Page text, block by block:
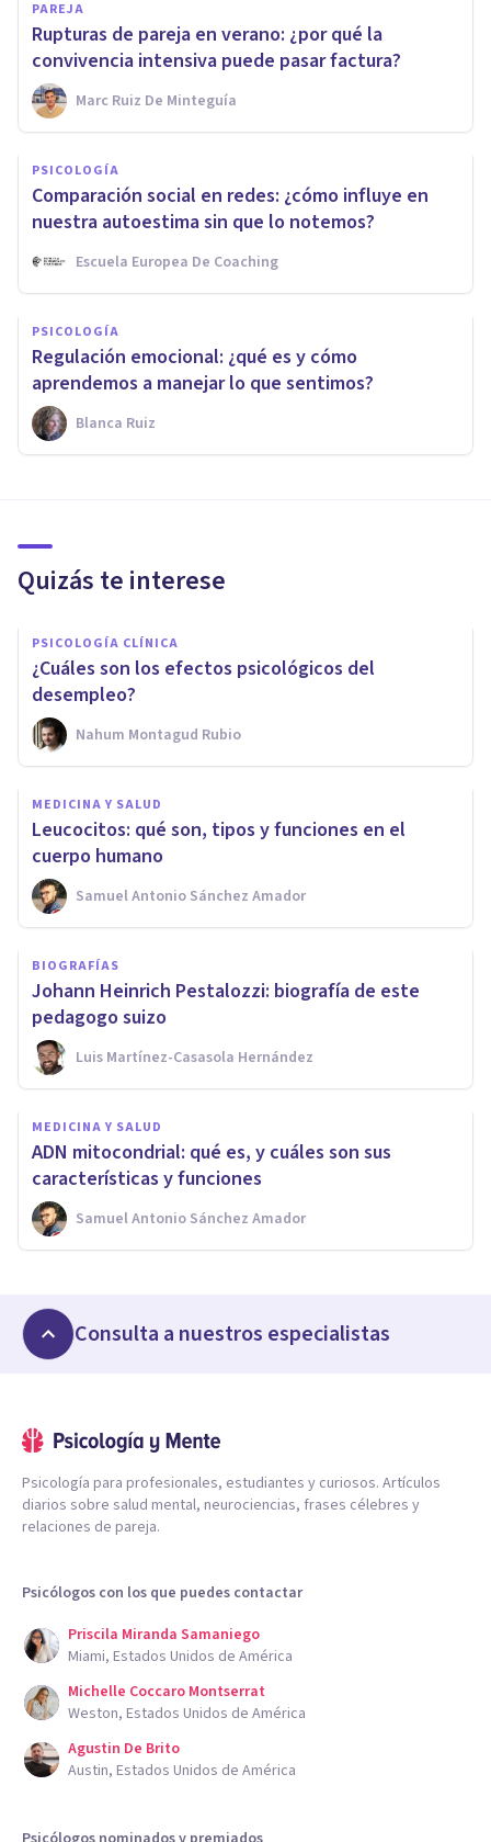
PAREJA
Rupturas de pareja en verano: ¿por qué la
convivencia intensiva puede pasar factura?
Marc Ruiz De Minteguía
PSICOLOGÍA
Comparación social en redes: ¿cómo influye en
nuestra autoestima sin que lo notemos?
Escuela Europea De Coaching
PSICOLOGÍA
Regulación emocional: ¿qué es y cómo
aprendemos a manejar lo que sentimos?
Blanca Ruiz
Quizás te interese
PSICOLOGÍA CLÍNICA
¿Cuáles son los efectos psicológicos del
desempleo?
Nahum Montagud Rubio
MEDICINA Y SALUD
Leucocitos: qué son, tipos y funciones en el
cuerpo humano
Samuel Antonio Sánchez Amador
BIOGRAFÍAS
Johann Heinrich Pestalozzi: biografía de este
pedagogo suizo
Luis Martínez-Casasola Hernández
MEDICINA Y SALUD
ADN mitocondrial: qué es, y cuáles son sus
características y funciones
Samuel Antonio Sánchez Amador
Consulta a nuestros especialistas
Psicología para profesionales, estudiantes y curiosos. Artículos
diarios sobre salud mental, neurociencias, frases célebres y
relaciones de pareja.
Psicólogos con los que puedes contactar
Priscila Miranda Samaniego
Miami, Estados Unidos de América
Michelle Coccaro Montserrat
Weston, Estados Unidos de América
Agustin De Brito
Austin, Estados Unidos de América